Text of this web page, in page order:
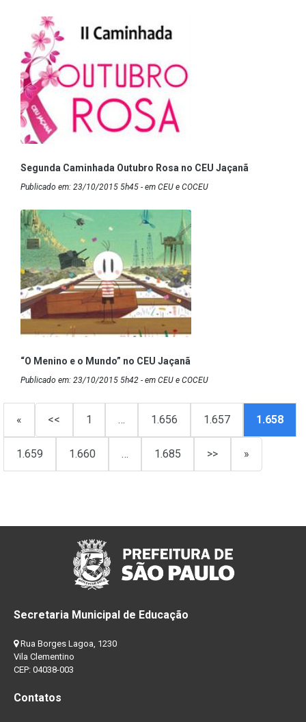
Segunda Caminhada Outubro Rosa no CEU Jaçanã
Publicado em: 23/10/2015 5h45 - em CEU e COCEU
“O Menino e o Mundo” no CEU Jaçanã
Publicado em: 23/10/2015 5h42 - em CEU e COCEU
« << 1 … 1.656 1.657 1.658
1.659 1.660 … 1.685 >> »
Secretaria Municipal de Educação
Rua Borges Lagoa, 1230
Vila Clementino
CEP: 04038-003
Contatos